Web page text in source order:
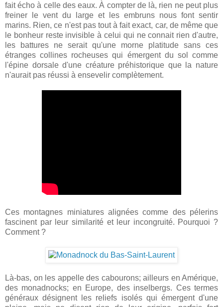
fait écho à celle des eaux. À compter de là, rien ne peut plus
freiner le vent du large et les embruns nous font sentir
marins. Rien, ce n'est pas tout à fait exact, car, de même que
le bonheur reste invisible à celui qui ne connait rien d'autre,
les battures ne serait qu'une morne platitude sans ces
étranges collines rocheuses qui émergent du sol comme
l'épine dorsale d'une créature préhistorique que la nature
n'aurait pas réussi à ensevelir complètement.
Ces montagnes miniatures alignées comme des pélerins
fascinent par leur similarité et leur incongruité. Pourquoi ?
Comment ?
Là-bas, on les appelle des cabourons; ailleurs en Amérique,
des monadnocks; en Europe, des inselbergs. Ces termes
généraux désignent les reliefs isolés qui émergent d'une